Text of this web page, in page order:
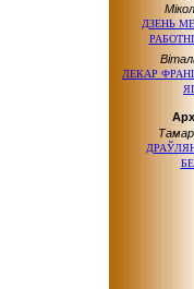
ДЗЕНЬ
ЛЕКАР